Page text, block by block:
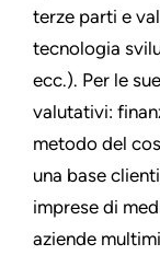
terze parti e
tecnologia
ecc.). Per le
valutativi:
metodo del
una base
imprese di
aziende